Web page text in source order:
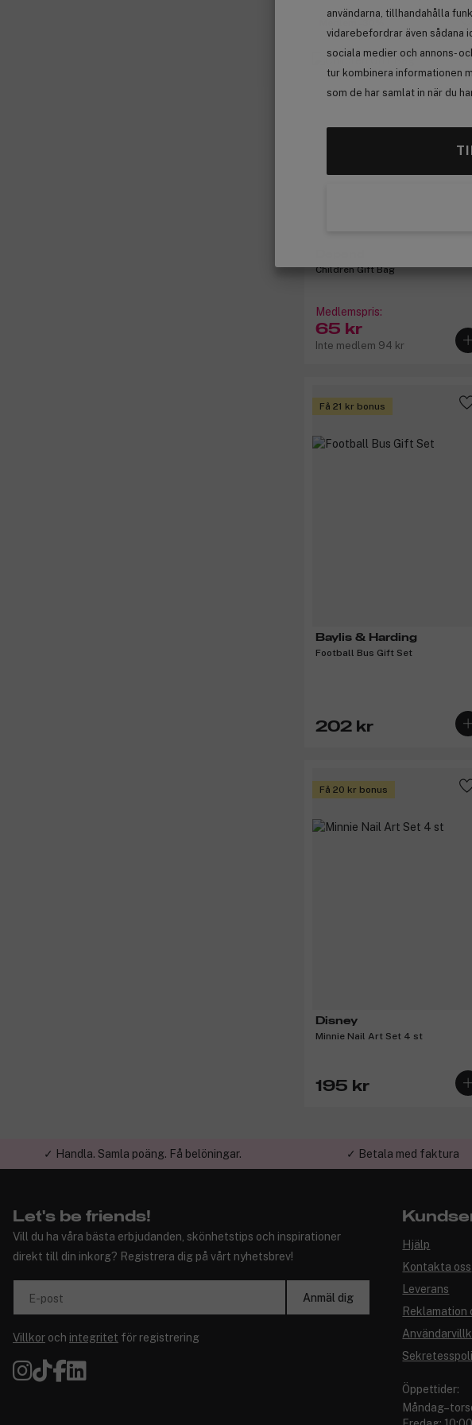
användarna, tillhandahålla
vidarebefordrar även sådana
sociala medier och annons-
tur kombinera informationen
som de har samlat in när du
Children Gift Bag
Medlemspris:
65 kr
Inte medlem 94 kr
Få 21 kr bonus
Baylis & Harding
Football Bus Gift Set
202 kr
Få 20 kr bonus
Disney
Minnie Nail Art Set 4 st
195 kr
✓ Handla. Samla poäng. Få belöningar. ✓ Betala med faktura
Let's be friends!
Vill du ha våra bästa erbjudanden, skönhetstips och inspirationer
direkt till din inkorg? Registrera dig på vårt nyhetsbrev!
E-post Anmäl dig
Villkor och integritet för registrering
Hjälp
Kontakta oss
Leverans
Reklamation
Öppettider: